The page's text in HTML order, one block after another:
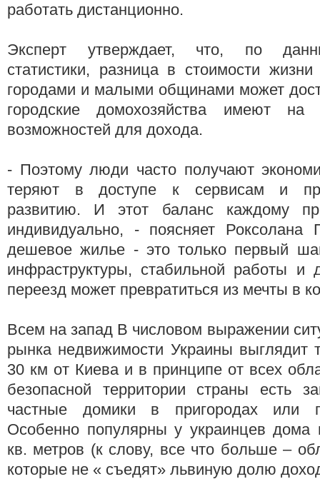
работать дистанционно.
Эксперт утверждает, что, по
статистики, разница в стоимости
городами и малыми общинами может
городские домохозяйства имеют на
возможностей для дохода.
- Поэтому люди часто получают
теряют в доступе к сервисам и
развитию. И этот баланс каждому
индивидуально, - поясняет Роксолана
дешевое жилье - это только первый
инфраструктуры, стабильной работы и
переезд может превратиться из мечты в
Всем на запад В числовом выражении
рынка недвижимости Украины выглядит
30 км от Киева и в принципе от всех
безопасной территории страны есть
частные домики в пригородах или
Особенно популярны у украинцев
кв. метров (к слову, все что больше –
которые не « съедят» львиную долю